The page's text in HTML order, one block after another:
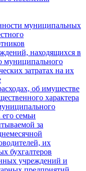
муниципальных
находящихся в
муниципального
затратах на их
об имуществе
характера
семьи
за
их
бухгалтеров
учреждений и